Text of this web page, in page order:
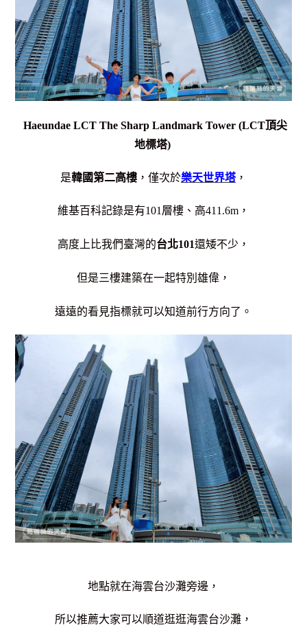
Haeundae LCT The Sharp Landmark Tower (LCT頂尖
地標塔)
是韓國第二高樓 ， 僅次於樂天世界塔 ，
維基百科記錄是有101層樓、高411.6m，
高度上比我們臺灣的台北101還矮不少，
但是三樓建築在一起特別雄偉，
遠遠的看見指標就可以知道前行方向了。
地點就在海雲台沙灘旁邊，
所以推薦大家可以順道逛逛海雲台沙灘，